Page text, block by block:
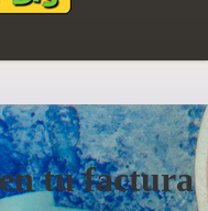
tu factura